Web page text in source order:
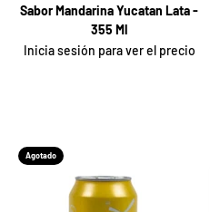
Sabor Mandarina Yucatan Lata -
355 Ml
Inicia sesión para ver el precio
Agotado